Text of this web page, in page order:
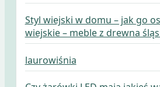
Styl wiejski w domu – jak go
wiejskie – meble z drewna
laurowiśnia